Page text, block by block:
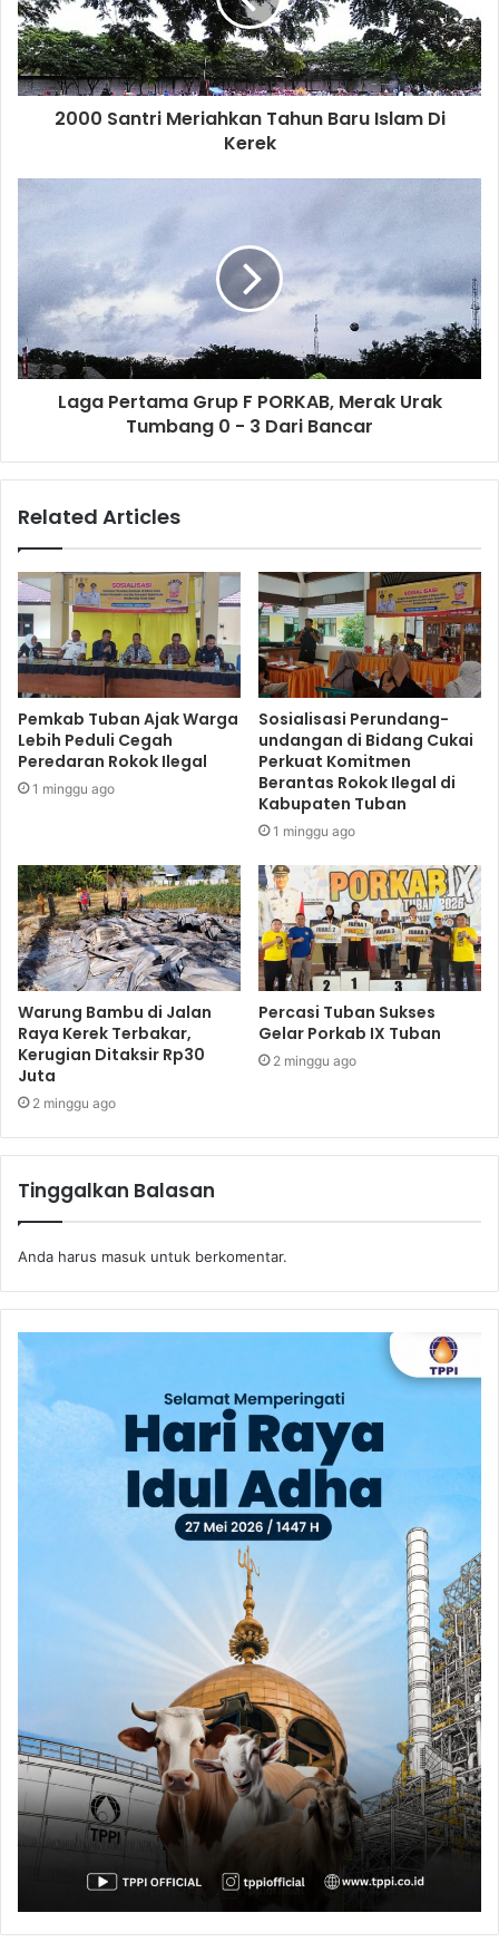
i
l
a
d
2000 Santri Meriahkan Tahun Baru Islam Di
Kerek
Laga Pertama Grup F PORKAB, Merak Urak
Tumbang 0 - 3 Dari Bancar
Related Articles
Pemkab Tuban Ajak Warga
Lebih Peduli Cegah
Peredaran Rokok Ilegal
1 minggu ago
Sosialisasi Perundang-
undangan di Bidang Cukai
Perkuat Komitmen
Berantas Rokok Ilegal di
Kabupaten Tuban
1 minggu ago
Warung Bambu di Jalan
Raya Kerek Terbakar,
Kerugian Ditaksir Rp30
Juta
2 minggu ago
Percasi Tuban Sukses
Gelar Porkab IX Tuban
2 minggu ago
Tinggalkan Balasan
Anda harus masuk untuk berkomentar.